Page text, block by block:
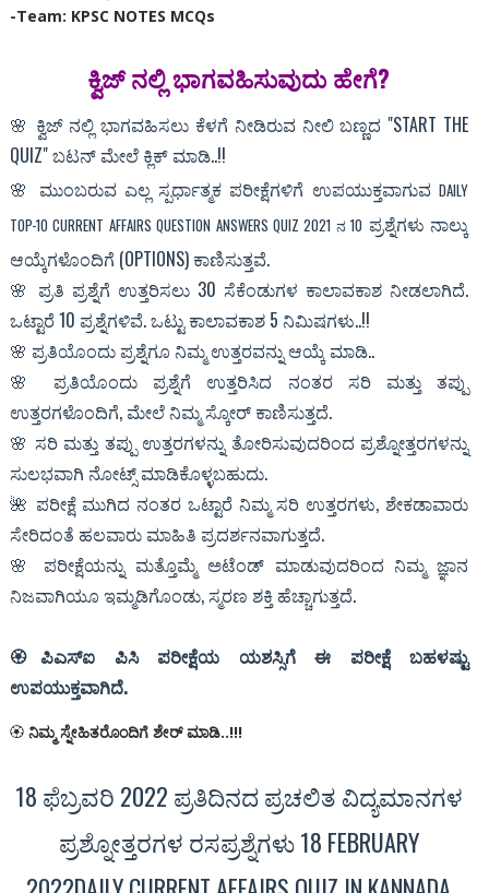
-Team: KPSC NOTES MCQs
ಕ್ವಿಜ್ ನಲ್ಲಿ‌ ಭಾಗವಹಿಸುವುದು ಹೇಗೆ?
🌸 ಕ್ವಿಜ್ ನಲ್ಲಿ ಭಾಗವಹಿಸಲು ಕೆಳಗೆ ನೀಡಿರುವ ನೀಲಿ ಬಣ್ಣದ "START THE
QUIZ" ಬಟನ್ ಮೇಲೆ ಕ್ಲಿಕ್ ಮಾಡಿ..!!
🌸 ಮುಂಬರುವ ಎಲ್ಲ ಸ್ಪರ್ಧಾತ್ಮಕ ಪರೀಕ್ಷೆಗಳಿಗೆ ಉಪಯುಕ್ತವಾಗುವDAILY
TOP-10 CURRENT AFFAIRS QUESTION ANSWERS QUIZ 2021 ನ 10 ಪ್ರಶ್ನೆಗಳು ನಾಲ್ಕು
ಆಯ್ಕೆಗಳೊಂದಿಗೆ (OPTIONS) ಕಾಣಿಸುತ್ತವೆ.
🌸 ಪ್ರತಿ ಪ್ರಶ್ನೆಗೆ ಉತ್ತರಿಸಲು 30 ಸೆಕೆಂಡುಗಳ ಕಾಲಾವಕಾಶ ನೀಡಲಾಗಿದೆ.
ಒಟ್ಟಾರೆ 10 ಪ್ರಶ್ನೆಗಳಿವೆ. ಒಟ್ಟು ಕಾಲಾವಕಾಶ 5 ನಿಮಿಷಗಳು..!!
🌸 ಪ್ರತಿಯೊಂದು ಪ್ರಶ್ನೆಗೂ ನಿಮ್ಮ ಉತ್ತರವನ್ನು ಆಯ್ಕೆ ಮಾಡಿ..
🌸 ಪ್ರತಿಯೊಂದು ಪ್ರಶ್ನೆಗೆ ಉತ್ತರಿಸಿದ ನಂತರ ಸರಿ ಮತ್ತು ತಪ್ಪು
ಉತ್ತರಗಳೊಂದಿಗೆ, ಮೇಲೆ ನಿಮ್ಮ ಸ್ಕೋರ್ ಕಾಣಿಸುತ್ತದೆ.
🌸 ಸರಿ ಮತ್ತು ತಪ್ಪು ಉತ್ತರಗಳನ್ನು ತೋರಿಸುವುದರಿಂದ ಪ್ರಶ್ನೋತ್ತರಗಳನ್ನು
ಸುಲಭವಾಗಿ ನೋಟ್ಸ್ ಮಾಡಿಕೊಳ್ಳಬಹುದು.
🌺 ಪರೀಕ್ಷೆ ಮುಗಿದ ನಂತರ ಒಟ್ಟಾರೆ ನಿಮ್ಮ ಸರಿ ಉತ್ತರಗಳು, ಶೇಕಡಾವಾರು
ಸೇರಿದಂತೆ ಹಲವಾರು ಮಾಹಿತಿ ಪ್ರದರ್ಶನವಾಗುತ್ತದೆ.
🌸 ಪರೀಕ್ಷೆಯನ್ನು ಮತ್ತೊಮ್ಮೆ ಅಟೆಂಡ್ ಮಾಡುವುದರಿಂದ ನಿಮ್ಮ ಜ್ಞಾನ
ನಿಜವಾಗಿಯೂ ಇಮ್ಮಡಿಗೊಂಡು, ಸ್ಮರಣ ಶಕ್ತಿ ಹೆಚ್ಚಾಗುತ್ತದೆ.
🏵ಪಿಎಸ್ಐ ಪಿಸಿ ಪರೀಕ್ಷೆಯ ಯಶಸ್ಸಿಗೆ ಈ ಪರೀಕ್ಷೆ ಬಹಳಷ್ಟು
ಉಪಯುಕ್ತವಾಗಿದೆ.
🏵 ನಿಮ್ಮ ಸ್ನೇಹಿತರೊಂದಿಗೆ ಶೇರ್ ಮಾಡಿ..!!!
18 ಫೆಬ್ರವರಿ 2022 ಪ್ರತಿದಿನದ ಪ್ರಚಲಿತ ವಿದ್ಯಮಾನಗಳ
ಪ್ರಶ್ನೋತ್ತರಗಳ ರಸಪ್ರಶ್ನೆಗಳು 18 FEBRUARY